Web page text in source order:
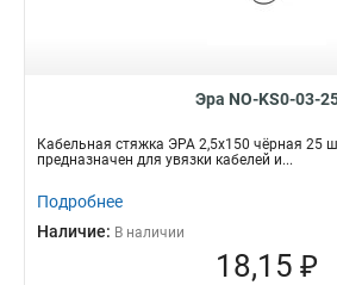
Эра NO-KS0-03-
Кабельная стяжка ЭРА 2,5х150 чёрная 25
предназначен для увязки кабелей и...
Подробнее
Наличие: В наличии
18,15 ₽